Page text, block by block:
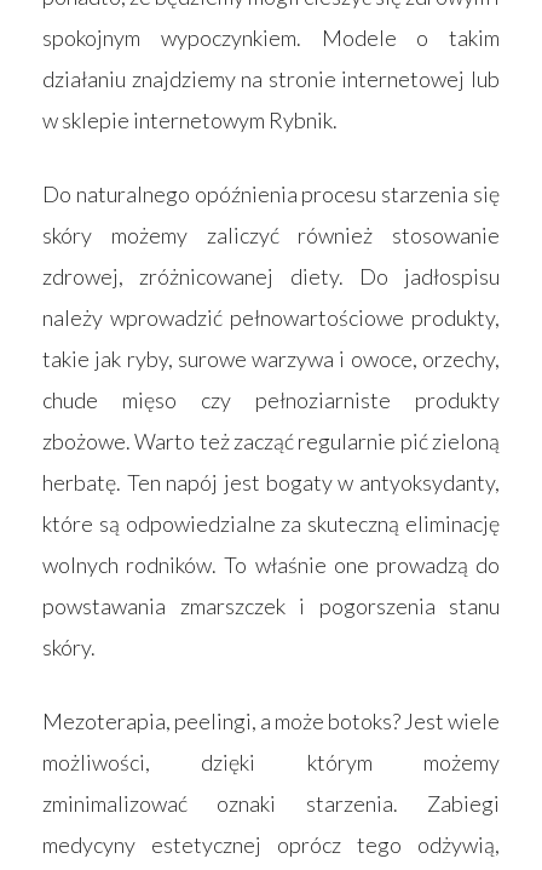
spokojnym wypoczynkiem. Modele o takim
działaniu znajdziemy na stronie internetowej lub
w sklepie internetowym Rybnik.
Do naturalnego opóźnienia procesu starzenia się
skóry możemy zaliczyć również stosowanie
zdrowej, zróżnicowanej diety. Do jadłospisu
należy wprowadzić pełnowartościowe produkty,
takie jak ryby, surowe warzywa i owoce, orzechy,
chude mięso czy pełnoziarniste produkty
zbożowe. Warto też zacząć regularnie pić zieloną
herbatę. Ten napój jest bogaty w antyoksydanty,
które są odpowiedzialne za skuteczną eliminację
wolnych rodników. To właśnie one prowadzą do
powstawania zmarszczek i pogorszenia stanu
skóry.
Mezoterapia, peelingi, a może botoks? Jest wiele
możliwości, dzięki którym możemy
zminimalizować oznaki starzenia. Zabiegi
medycyny estetycznej oprócz tego odżywią,